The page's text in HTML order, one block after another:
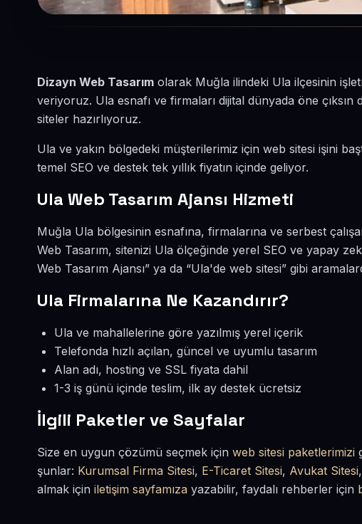
Dizayn Web Tasarım olarak Muğla ilindeki Ula ilçesinin
veriyoruz. Ula esnafı ve firmaları dijital dünyada öne
siteler hazırlıyoruz.
Ula ve yakın bölgedeki müşterilerimiz için web sitesi işini
temel SEO ve destek tek yıllık fiyatın içinde geliyor.
Ula Web Tasarım Ajansı Hizmeti
Muğla Ula bölgesinin esnafına, firmalarına ve serbest
Web Tasarım, sitenizi Ula ölçeğinde yerel SEO ve yapay
Web Tasarım Ajansı” ya da “Ula'de web sitesi” gibi
Ula Firmalarına Ne Kazandırır?
Ula ve mahallelerine göre yazılmış yerel içerik
Telefonda hızlı açılan, güncel ve uyumlu tasarım
Alan adı, hosting ve SSL fiyata dahil
1-3 iş günü içinde teslim, ilk ay destek ücretsiz
İlgili Paketler ve Sayfalar
Size en uygun çözümü seçmek için web sitesi paketlerimizi
şunlar: Kurumsal Firma Sitesi, E-Ticaret Sitesi, Avukat Sitesi,
almak için iletişim sayfamıza yazabilir, faydalı rehberler için